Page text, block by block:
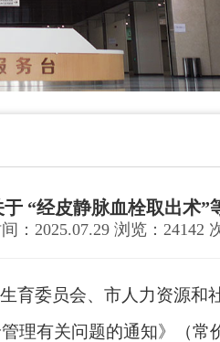
“经皮静脉血栓取出术”
：2025.07.29 浏览：24142
育委员会、市人力资源和
理有关问题的通知》（常